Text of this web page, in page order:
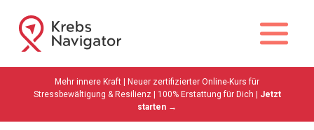
Mehr innere Kraft | Neuer zertifizierter Online-Kurs für
Stressbewältigung & Resilienz | 100% Erstattung für Dich |
Jetzt
starten →